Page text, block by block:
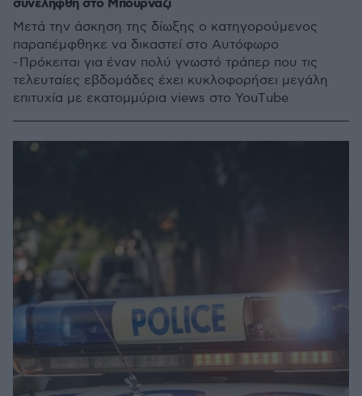
συνελήφθη στο Μπουρνάζι
Μετά την άσκηση της δίωξης ο κατηγορούμενος
παραπέμφθηκε να δικαστεί στο Αυτόφωρo
- Πρόκειται για έναν πολύ γνωστό τράπερ που τις
τελευταίες εβδομάδες έχει κυκλοφορήσει μεγάλη
επιτυχία με εκατομμύρια views στο YouΤube